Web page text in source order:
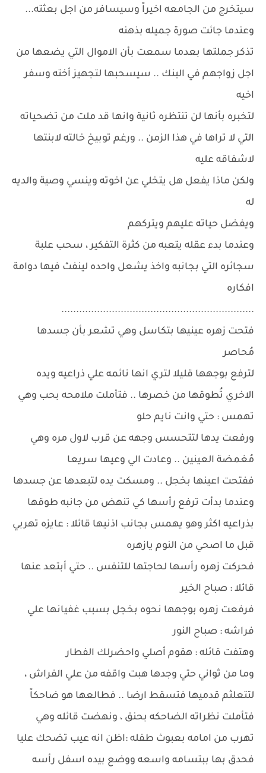
سيتخرج من الجامعه اخيراً وسيسافر من اجل بعثته...
وعندما جائت صورة جميله بذهنه
تذكر جملتها بعدما سمعت بأن الاموال التي يضعها من
اجل زواجهم في البنك .. سيسحبها لتجهيز أخته وسفر
اخيه
لتخبره بأنها لن تنتظره ثانية وانها قد ملت من تضحياته
التي لا تراها في هذا الزمن .. ورغم توبيخ خالته لابنتها
لاشفاقه عليه
ولكن ماذا يفعل هل يتخلي عن اخوته وينسي وصية والديه
له
ويفضل حياته عليهم ويتركهم
وعندما بدء عقله يتعبه من كثرة التفكير ، سحب علبة
سجائره التي بجانبه واخذ يشعل واحده لينفث فيها دوامة
افكاره
.................................................................
فتحت زهره عينيها بتكاسل وهي تشعر بأن جسدها
مُحاصر
لترفع بوجهها قليلا لتري انها نائمه علي ذراعيه ويده
الاخري تُطوقها من خصرها .. فتأملت ملامحه بحب وهي
تهمس : حتي وانت نايم حلو
ورفعت يدها لتتحسس وجهه عن قرب لاول مره وهي
مُغمضة العينين .. وعادت الي وعيها سريعا
ففتحت اعينها بخجل .. ومسكت يده لتبعدها عن جسدها
وعندما بدأت ترفع رأسها كي تنهض من جانبه طوقها
بذراعيه اكثر وهو يهمس بجانب اذنيها قائلا : عايزه تهربي
قبل ما اصحي من النوم يازهره
فحركت زهره رأسها لحاجتها للتنفس .. حتي أبتعد عنها
قائلا : صباح الخير
فرفعت زهره بوجهها نحوه بخجل بسبب غفيانها علي
فراشه : صباح النور
وهتفت قائله : هقوم أصلي واحضرلك الفطار
وما من ثواني حتي وجدها هبت واقفه من علي الفراش ،
لتتعلثم قدميها فتسقط ارضا .. فطالعها هو ضاحكاً
فتأملت نظراته الضاحكه بحنق ، ونهضت قائله وهي
تهرب من امامه بعبوث طفله :اظن انه عيب تضحك عليا
فحدق بها ببتسامه واسعه ووضع بيده اسفل رأسه